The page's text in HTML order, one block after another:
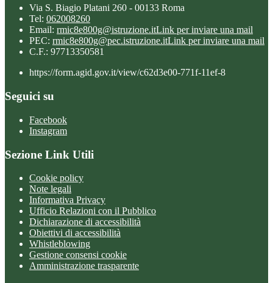
Via S. Biagio Platani 260 - 00133 Roma
Tel: 062008260
Email: rmic8e800g@istruzione.itLink per inviare una mail
PEC: rmic8e800g@pec.istruzione.itLink per inviare una mail
C.F.: 97713350581
https://form.agid.gov.it/view/c62d3e00-771f-11ef-8
Seguici su
Facebook
Instagram
Sezione Link Utili
Cookie policy
Note legali
Informativa Privacy
Ufficio Relazioni con il Pubblico
Dichiarazione di accessibilità
Obiettivi di accessibilità
Whistleblowing
Gestione consensi cookie
Amministrazione trasparente